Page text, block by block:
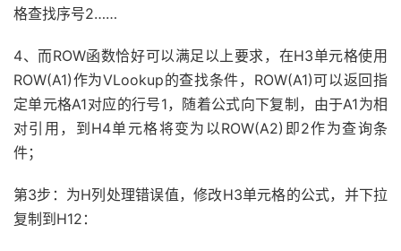
格查找序号2……
4、而ROW函数恰好可以满足以上要求，在H3单元格使用
ROW(A1)作为VLookup的查找条件，ROW(A1)可以返回指
定单元格A1对应的行号1，随着公式向下复制，由于A1为相
对引用，到H4单元格将变为以ROW(A2)即2作为查询条
件；
第3步： 为H列处理错误值，修改H3单元格的公式，并下拉
复制到H12：